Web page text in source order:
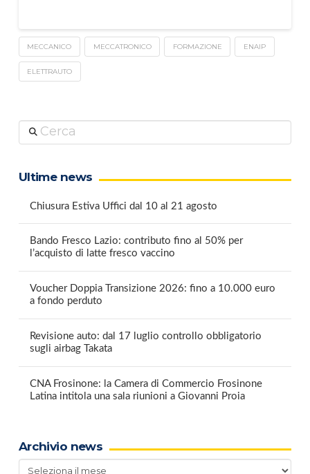
MECCANICO MECCATRONICO FORMAZIONE ENAIP
ELETTRAUTO
Cerca
Ultime news
Chiusura Estiva Uffici dal 10 al 21 agosto
Bando Fresco Lazio: contributo fino al 50% per
l’acquisto di latte fresco vaccino
Voucher Doppia Transizione 2026: fino a 10.000 euro
a fondo perduto
Revisione auto: dal 17 luglio controllo obbligatorio
sugli airbag Takata
CNA Frosinone: la Camera di Commercio Frosinone
Latina intitola una sala riunioni a Giovanni Proia
Archivio news
Archivio